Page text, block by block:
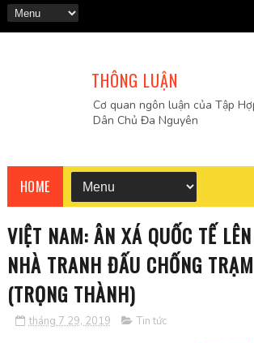
THÔNG LUẬN
Cơ quan ngôn luận của Tập
Dân Chủ Đa Nguyên
HOME
VIỆT NAM: ÂN XÁ QUỐC TẾ
NHÀ TRANH ĐẤU CHỐNG
(TRỌNG THÀNH)
tháng 7 29, 2019 Tin tức